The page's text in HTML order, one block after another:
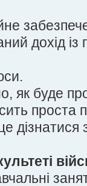
дохід
як буде
проста
дізнатися